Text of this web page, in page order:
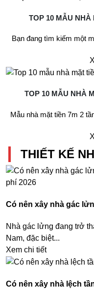
TOP 10 MẪU NHÀ
Bạn đang tìm kiếm một
TOP 10 MẪU NHÀ
Mẫu nhà mặt tiền 7m 2
THIẾT KẾ
Có nên xây nhà gác
Nhà gác lửng đang trở
Nam, đặc biệt...
Xem chi tiết
Có nên xây nhà lệch